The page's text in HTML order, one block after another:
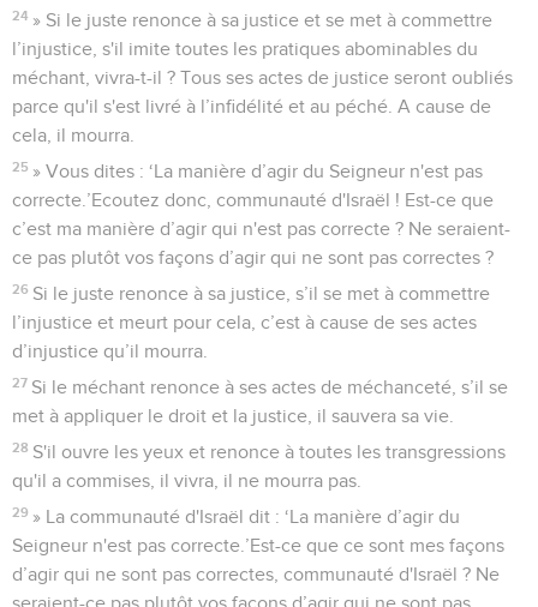
24 » Si le juste renonce à sa justice et se met à commettre
l’injustice, s'il imite toutes les pratiques abominables du
méchant, vivra-t-il ? Tous ses actes de justice seront oubliés
parce qu'il s'est livré à l’infidélité et au péché. A cause de
cela, il mourra.
25 » Vous dites : ‘La manière d’agir du Seigneur n'est pas
correcte.’Ecoutez donc, communauté d'Israël ! Est-ce que
c’est ma manière d’agir qui n'est pas correcte ? Ne seraient-
ce pas plutôt vos façons d’agir qui ne sont pas correctes ?
26 Si le juste renonce à sa justice, s’il se met à commettre
l’injustice et meurt pour cela, c’est à cause de ses actes
d’injustice qu’il mourra.
27 Si le méchant renonce à ses actes de méchanceté, s’il se
met à appliquer le droit et la justice, il sauvera sa vie.
28 S'il ouvre les yeux et renonce à toutes les transgressions
qu'il a commises, il vivra, il ne mourra pas.
29 » La communauté d'Israël dit : ‘La manière d’agir du
Seigneur n'est pas correcte.’Est-ce que ce sont mes façons
d’agir qui ne sont pas correctes, communauté d'Israël ? Ne
seraient-ce pas plutôt vos façons d’agir qui ne sont pas